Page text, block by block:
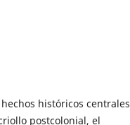
históricos centrales
postcolonial, el